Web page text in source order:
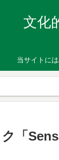
文化
当サイトに
「